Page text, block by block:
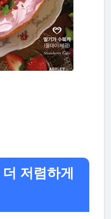
저렴하게